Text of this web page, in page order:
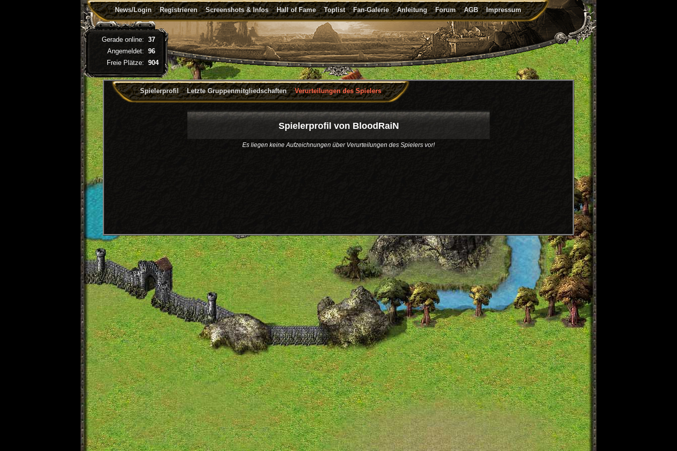
News/Login Registrieren Screenshots & Infos Hall of Fame Toplist Fan-Galerie Anleitung Forum AGB Impressum
Spielerprofil Letzte Gruppenmitgliedschaften Verurteilungen des Spielers
Spielerprofil von BloodRaiN
Es liegen keine Aufzeichnungen über Verurteilungen des Spielers vor!
Gerade online: 37
Angemeldet: 96
Freie Plätze: 904